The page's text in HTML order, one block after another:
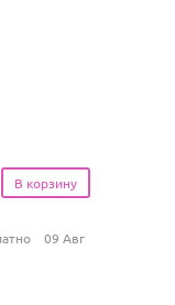
09 Авг